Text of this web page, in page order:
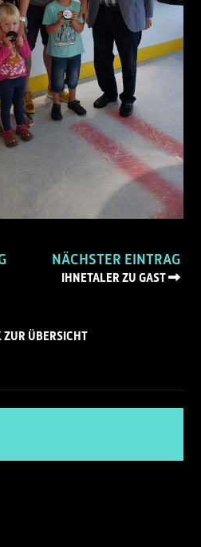
NÄCHSTER EINTRAG
IHNETALER ZU GAST
ZUR ÜBERSICHT